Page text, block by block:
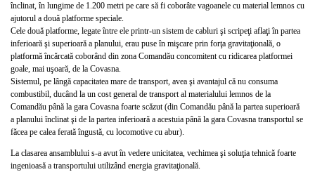
înclinat, în lungime de 1.200 metri pe care să fi coborâte vagoanele cu material lemnos cu
ajutorul a două platforme speciale.
Cele două platforme, legate între ele printr-un sistem de cabluri şi scripeţi aflaţi în partea
inferioară şi superioară a planului, erau puse în mişcare prin forţa gravitaţională, o
platformă încărcată coborând din zona Comandău concomitent cu ridicarea platformei
goale, mai uşoară, de la Covasna.
Sistemul, pe lângă capacitatea mare de transport, avea şi avantajul că nu consuma
combustibil, ducând la un cost general de transport al materialului lemnos de la
Comandău până la gara Covasna foarte scăzut (din Comandău până la partea superioară
a planului înclinat şi de la partea inferioară a acestuia până la gara Covasna transportul se
făcea pe calea ferată îngustă, cu locomotive cu abur).
La clasarea ansamblului s-a avut în vedere unicitatea, vechimea şi soluţia tehnică foarte
ingenioasă a transportului utilizând energia gravitaţională.